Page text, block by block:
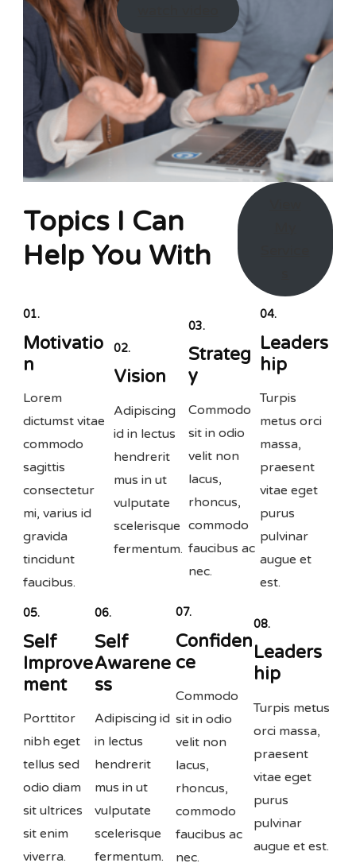
Topics I Can
Help You With
01.
Motivatio
n
Lorem
dictumst vitae
commodo
sagittis
consectetur
mi, varius id
gravida
tincidunt
faucibus.
02.
Vision
Adipiscing
id in lectus
hendrerit
mus in ut
vulputate
scelerisque
fermentum.
03.
Strateg
y
Commodo
sit in odio
velit non
lacus,
rhoncus,
commodo
faucibus ac
nec.
04.
Leaders
hip
Turpis
metus orci
massa,
praesent
vitae eget
purus
pulvinar
augue et
est.
05.
Self
Improve
ment
Porttitor
nibh eget
tellus sed
odio diam
sit ultrices
sit enim
viverra.
06.
Self
Awarene
ss
Adipiscing id
in lectus
hendrerit
mus in ut
vulputate
scelerisque
fermentum.
07.
Confiden
ce
Commodo
sit in odio
velit non
lacus,
rhoncus,
commodo
faucibus ac
nec.
08.
Leaders
hip
Turpis metus
orci massa,
praesent
vitae eget
purus
pulvinar
augue et est.